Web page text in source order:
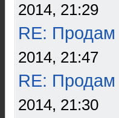
2014, 21:29
RE: Продам
2014, 21:47
RE: Продам
2014, 21:30